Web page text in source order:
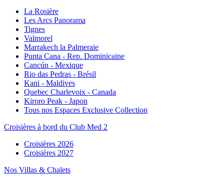
La Rosière
Les Arcs Panorama
Tignes
Valmorel
Marrakech la Palmeraie
Punta Cana - Rep. Dominicaine
Cancún - Mexique
Rio das Pedras - Brésil
Kani - Maldives
Quebec Charlevoix - Canada
Kiroro Peak - Japon
Tous nos Espaces Exclusive Collection
Croisières à bord du Club Med 2
Croisières 2026
Croisières 2027
Nos Villas & Chalets